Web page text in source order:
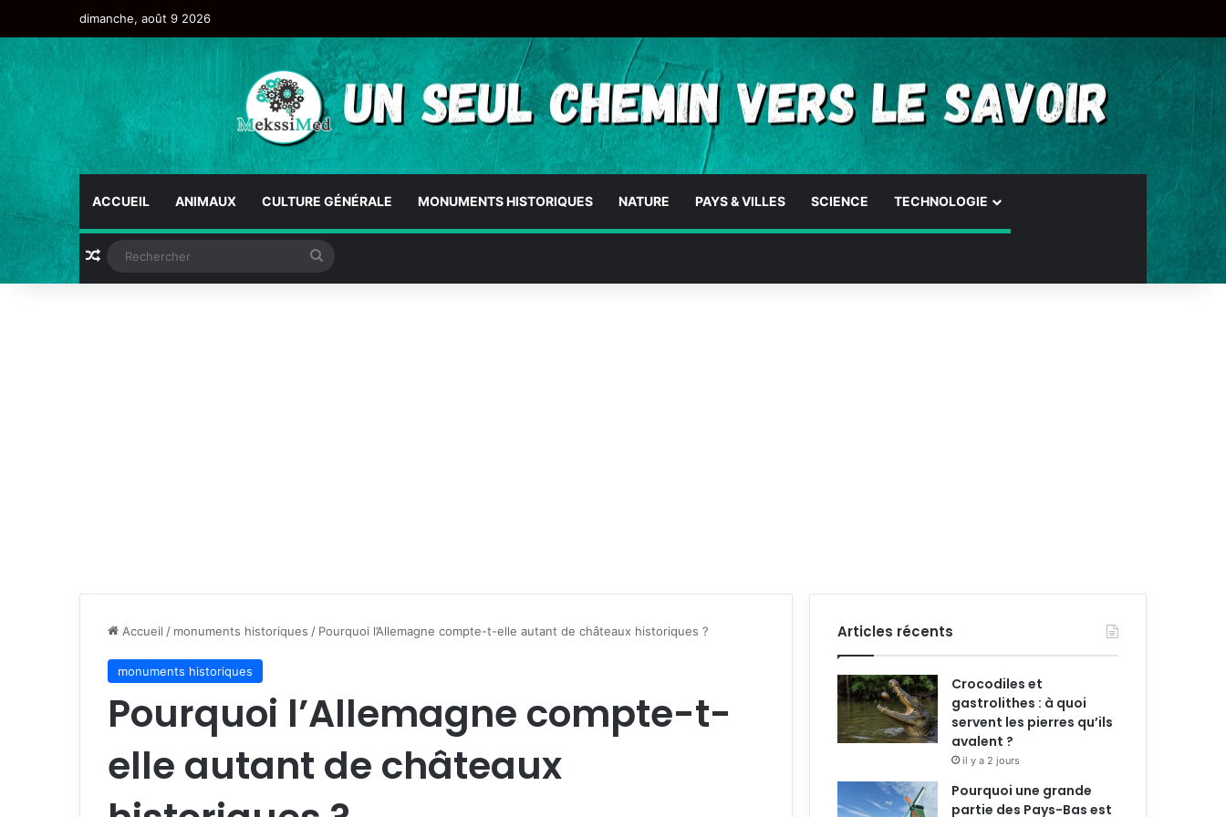
dimanche, août 9 2026
ACCUEIL ANIMAUX CULTURE GÉNÉRALE MONUMENTS HISTORIQUES NATURE PAYS & VILLES SCIENCE TECHNOLOGIE
Accueil / monuments historiques / Pourquoi l’Allemagne compte-t-elle autant de châteaux historiques ?
monuments historiques
Pourquoi l’Allemagne compte-t-
elle autant de châteaux
Articles récents
Crocodiles et
gastrolithes : à quoi
servent les pierres qu’ils
avalent ?
il y a 2 jours
Pourquoi une grande
partie des Pays-Bas est